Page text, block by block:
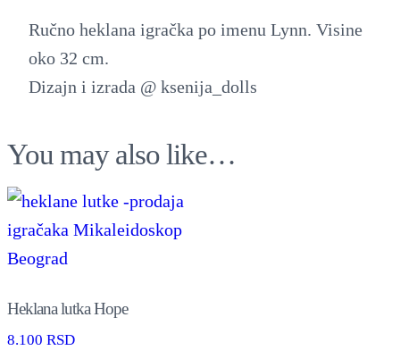
a
L
n
q
Ručno heklana igračka po imenu Lynn. Visine
oko 32 cm.
Dizajn i izrada @ ksenija_dolls
You may also like…
Heklana lutka Hope
8.100 RSD